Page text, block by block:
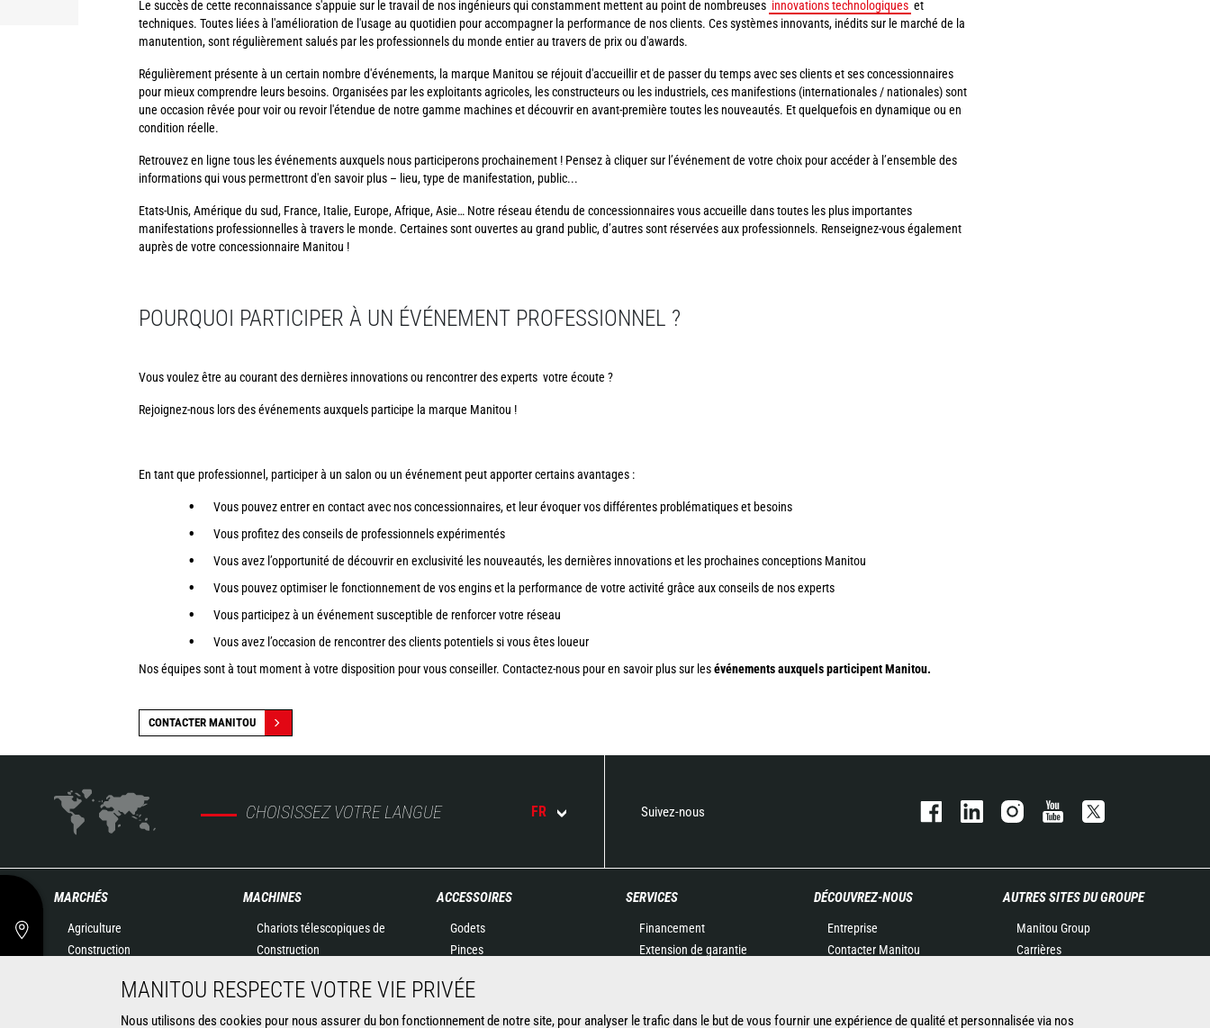
Le succès de cette reconnaissance s'appuie sur le travail de nos ingénieurs qui constamment mettent au point de nombreuses innovations technologiques et
techniques. Toutes liées à l'amélioration de l'usage au quotidien pour accompagner la performance de nos clients. Ces systèmes innovants, inédits sur le marché de la
manutention, sont régulièrement salués par les professionnels du monde entier au travers de prix ou d'awards.
Régulièrement présente à un certain nombre d'événements, la marque Manitou se réjouit d'accueillir et de passer du temps avec ses clients et ses concessionnaires
pour mieux comprendre leurs besoins. Organisées par les exploitants agricoles, les constructeurs ou les industriels, ces manifestions (internationales / nationales) sont
une occasion rêvée pour voir ou revoir l'étendue de notre gamme machines et découvrir en avant-première toutes les nouveautés. Et quelquefois en dynamique ou en
condition réelle.
Retrouvez en ligne tous les événements auxquels nous participerons prochainement ! Pensez à cliquer sur l’événement de votre choix pour accéder à l’ensemble des
informations qui vous permettront d'en savoir plus – lieu, type de manifestation, public...
Etats-Unis, Amérique du sud, France, Italie, Europe, Afrique, Asie… Notre réseau étendu de concessionnaires vous accueille dans toutes les plus importantes
manifestations professionnelles à travers le monde. Certaines sont ouvertes au grand public, d’autres sont réservées aux professionnels. Renseignez-vous également
auprès de votre concessionnaire Manitou !
POURQUOI PARTICIPER À UN ÉVÉNEMENT PROFESSIONNEL ?
Vous voulez être au courant des dernières innovations ou rencontrer des experts votre écoute ?
Rejoignez-nous lors des événements auxquels participe la marque Manitou !
En tant que professionnel, participer à un salon ou un événement peut apporter certains avantages :
Vous pouvez entrer en contact avec nos concessionnaires, et leur évoquer vos différentes problématiques et besoins
Vous profitez des conseils de professionnels expérimentés
Vous avez l’opportunité de découvrir en exclusivité les nouveautés, les dernières innovations et les prochaines conceptions Manitou
Vous pouvez optimiser le fonctionnement de vos engins et la performance de votre activité grâce aux conseils de nos experts
Vous participez à un événement susceptible de renforcer votre réseau
Vous avez l’occasion de rencontrer des clients potentiels si vous êtes loueur
Nos équipes sont à tout moment à votre disposition pour vous conseiller. Contactez-nous pour en savoir plus sur lesévénements auxquels participent Manitou.
CONTACTER MANITOU
CHOISISSEZ VOTRE LANGUE FR Suivez-nous
MARCHÉS
Agriculture
Construction
Pétrole & gaz
Aéronautique
MACHINES
Chariots télescopiques de
Construction
Agricoles
ACCESSOIRES
Godets
Pinces
Fourches et Grappins
Potences
SERVICES
Financement
Extension de garantie
Solutions connectées
DÉCOUVREZ-NOUS
Entreprise
Contacter Manitou
données
AUTRES SITES DU GROUPE
Manitou Group
Carrières
Gehl
MANITOU RESPECTE VOTRE VIE PRIVÉE
Nous utilisons des cookies pour nous assurer du bon fonctionnement de notre site, pour analyser le trafic dans le but de vous fournir une expérience de qualité et personnalisée via nos